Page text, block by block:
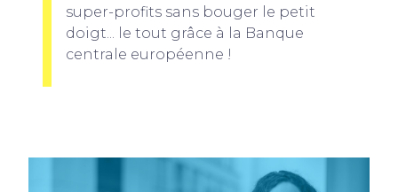
super-profits sans bouger le petit
doigt... le tout grâce à la Banque
centrale européenne !